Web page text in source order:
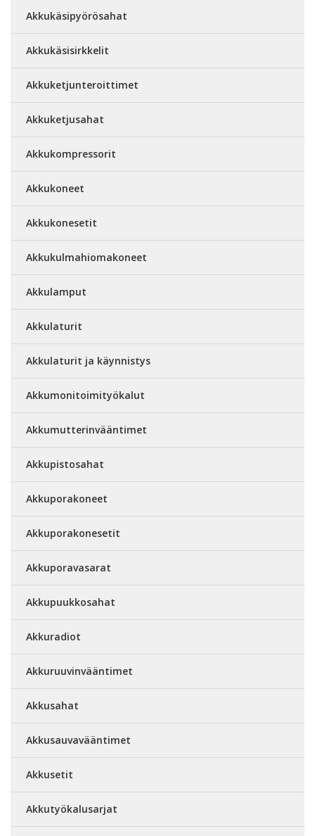
Akkukäsipyörösahat
Akkukäsisirkkelit
Akkuketjunteroittimet
Akkuketjusahat
Akkukompressorit
Akkukoneet
Akkukonesetit
Akkukulmahiomakoneet
Akkulamput
Akkulaturit
Akkulaturit ja käynnistys
Akkumonitoimityökalut
Akkumutterinvääntimet
Akkupistosahat
Akkuporakoneet
Akkuporakonesetit
Akkuporavasarat
Akkupuukkosahat
Akkuradiot
Akkuruuvinvääntimet
Akkusahat
Akkusauvavääntimet
Akkusetit
Akkutyökalusarjat